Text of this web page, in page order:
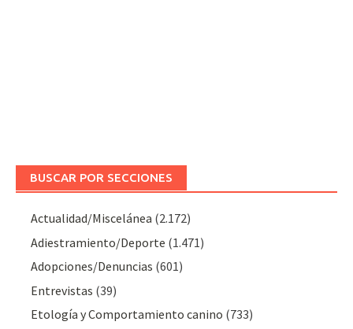
BUSCAR POR SECCIONES
Actualidad/Miscelánea (2.172)
Adiestramiento/Deporte (1.471)
Adopciones/Denuncias (601)
Entrevistas (39)
Etología y Comportamiento canino (733)